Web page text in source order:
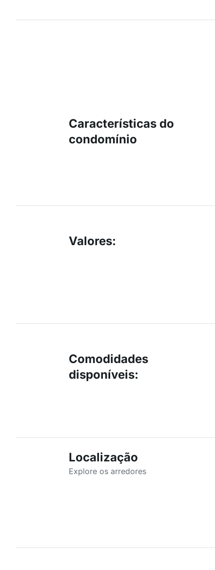
Características do
condomínio
Valores:
Comodidades
disponíveis:
Localização
Explore os arredores